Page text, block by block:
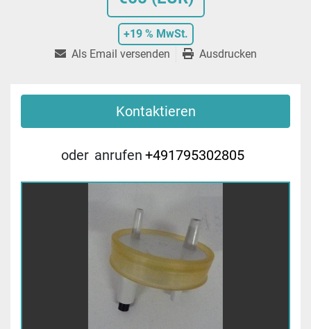
+19 % MwSt.
Als Email versenden Ausdrucken
Kontaktieren
oder anrufen +491795302805